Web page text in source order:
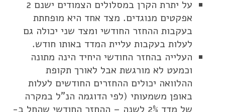
על יתרת הקרן במסלולים הצמודים ישנם 2
אפקטים מנוגדים. מצד אחד היא מופחתת
בעקבות ההחזר החודשי ומצד שני יכולה גם
לעלות בעקבות עליית המדד באותו חודש.
העלייה בהחזר החודשי היחיד הינה מתונה
וכמעט לא מורגשת אבל לאורך תקופת
ההלוואה יכולים ההחזרים החודשים לעלות
באופן משמעותי (לפי הדוגמה הנ"ל במקרה
של מדד 2% לשנה – ההחזר החודשי שהחל ב-